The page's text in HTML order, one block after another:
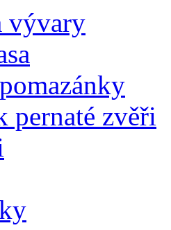
vývary
pernaté zvěři